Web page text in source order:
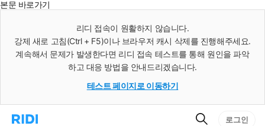
본문 바로가기
리디 접속이 원활하지 않습니다.
강제 새로 고침(Ctrl + F5)이나 브라우저 캐시 삭제를 진행해주세요.
계속해서 문제가 발생한다면 리디 접속 테스트를 통해 원인을 파악
하고 대응 방법을 안내드리겠습니다.
테스트 페이지로 이동하기
리
검
로그인